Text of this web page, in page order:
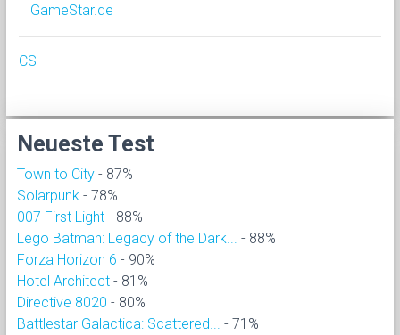
GameStar.de
CS
Neueste Test
Town to City - 87%
Solarpunk - 78%
007 First Light - 88%
Lego Batman: Legacy of the Dark...
- 88%
Forza Horizon 6 - 90%
Hotel Architect - 81%
Directive 8020 - 80%
Battlestar Galactica: Scattered...
- 71%